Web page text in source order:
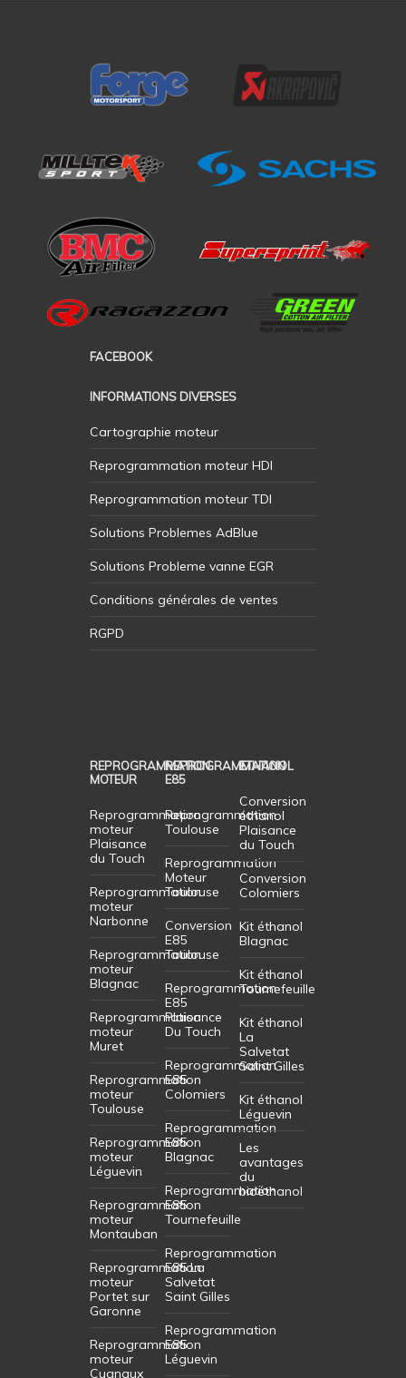
FACEBOOK
INFORMATIONS DIVERSES
Cartographie moteur
Reprogrammation moteur HDI
Reprogrammation moteur TDI
Solutions Problemes AdBlue
Solutions Probleme vanne EGR
Conditions générales de ventes
RGPD
REPROGRAMMATION
MOTEUR
Reprogrammation
moteur
Plaisance
du Touch
Reprogrammation
moteur
Narbonne
Reprogrammation
moteur
Blagnac
Reprogrammation
moteur
Muret
Reprogrammation
moteur
Toulouse
Reprogrammation
moteur
Léguevin
Reprogrammation
moteur
Montauban
Reprogrammation
moteur
Portet sur
Garonne
Reprogrammation
moteur
Cugnaux
REPROGRAMMATION
E85
Reprogrammation
Toulouse
Reprogrammation
Moteur
Toulouse
Conversion
E85
Toulouse
Reprogrammation
E85
Plaisance
Du Touch
Reprogrammation
E85
Colomiers
Reprogrammation
E85
Blagnac
Reprogrammation
E85
Tournefeuille
Reprogrammation
E85 La
Salvetat
Saint Gilles
Reprogrammation
E85
Léguevin
ETHANOL
Conversion
éthanol
Plaisance
du Touch
Conversion
Colomiers
Kit éthanol
Blagnac
Kit éthanol
Tournefeuille
Kit éthanol
La
Salvetat
Saint Gilles
Kit éthanol
Léguevin
Les
avantages
du
bioéthanol